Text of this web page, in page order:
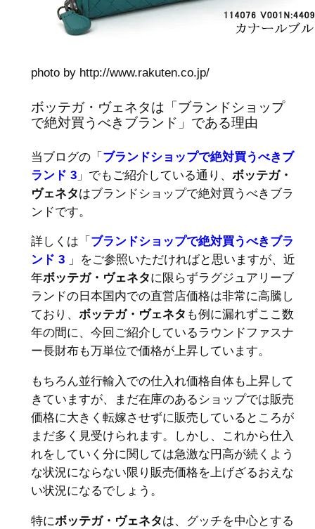
photo by http://www.rakuten.co.jp/
ボッテガ・ヴェネタは「ブランドショップ
で絶対買うべきブランド」である理由
当ブログの「 ブランドショップで絶対買うべきブ
ランド 3」でもご紹介している通り、 ボッテガ・
ヴェネタはブランドショップで絶対買うべきブラ
ンドです。
詳しくは「 ブランドショップで絶対買うべきブラ
ンド 3 」をご参照いただければと思いますが、近
年ボッテガ・ヴェネタに限らずラグジュアリーブ
ランドの日本国内での直営店価格は非常に高騰し
ており、 ボッテガ・ヴェネタ も例に漏れずここ数
年の間に、今回ご紹介しているラウンドファスナ
ー長財布も万単位で価格が上昇しています。
もちろん並行輸入での仕入れ価格自体も上昇して
きていますが、まだ在庫のあるショップでは販売
価格に大きく転嫁させずに販売しているところが
まだ多く見受けられます。しかし、これから仕入
れをしていく分に関しては急激な円高が続くよう
な状況にならない限り販売価格を上げざるおえな
い状況になるでしょう。
特にボッテガ・ヴェネタは、グッチを中心とする